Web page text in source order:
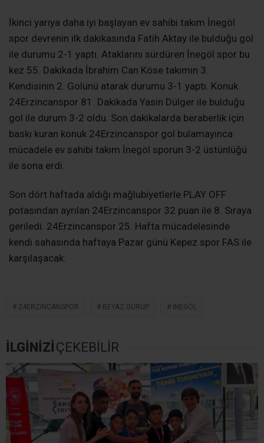
İkinci yarıya daha iyi başlayan ev sahibi takım İnegöl
spor devrenin ilk dakikasında Fatih Aktay ile bulduğu gol
ile durumu 2-1 yaptı. Ataklarını sürdüren İnegöl spor bu
kez 55. Dakikada İbrahim Can Köse takımın 3.
Kendisinin 2. Golünü atarak durumu 3-1 yaptı. Konuk
24Erzincanspor 81. Dakikada Yasin Dülger ile bulduğu
gol ile durum 3-2 oldu. Son dakikalarda beraberlik için
baskı kuran konuk 24Erzincanspor gol bulamayınca
mücadele ev sahibi takım İnegöl sporun 3-2 üstünlüğü
ile sona erdi.
Son dört haftada aldığı mağlubiyetlerle PLAY OFF
potasından ayrılan 24Erzincanspor 32 puan ile 8. Sıraya
geriledi. 24Erzincanspor 25. Hafta mücadelesinde
kendi sahasında haftaya Pazar günü Kepez spor FAS ile
karşılaşacak.
24ERZINCANSPOR BEYAZ GURUP İNEGÖL
İLGİNİZİ ÇEKEBİLİR